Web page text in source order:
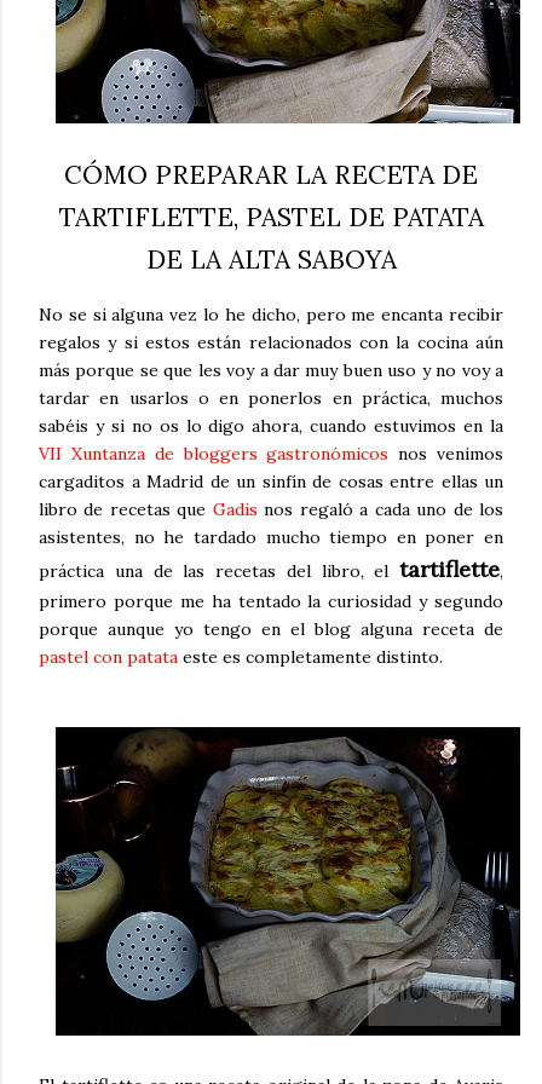
CÓMO PREPARAR LA RECETA DE
TARTIFLETTE, PASTEL DE PATATA
DE LA ALTA SABOYA
No se si alguna vez lo he dicho, pero me encanta recibir
regalos y si estos están relacionados con la cocina aún
más porque se que les voy a dar muy buen uso y no voy a
tardar en usarlos o en ponerlos en práctica, muchos
sabéis y si no os lo digo ahora, cuando estuvimos en la
VII Xuntanza de bloggers gastronómicos nos venimos
cargaditos a Madrid de un sinfín de cosas entre ellas un
libro de recetas que Gadis nos regaló a cada uno de los
asistentes, no he tardado mucho tiempo en poner en
práctica una de las recetas del libro, el tartiflette,
primero porque me ha tentado la curiosidad y segundo
porque aunque yo tengo en el blog alguna receta de
pastel con patata este es completamente distinto.